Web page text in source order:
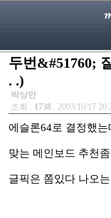
두번&#51760;
. .)
박상만
조회 : 1738 , 2003/10/17
에슬론64로 결정했는
맞는 메인보드 추천
글픽은 쫌있다 나오